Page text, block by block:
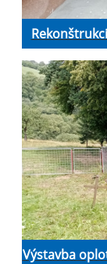
Výstavba